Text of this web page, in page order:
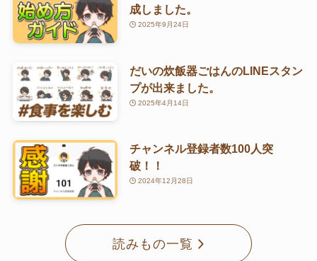
成しました。
2025年9月24日
だいの炊飯器ごはんのLINEスタン
プが出来ました。
2025年4月14日
チャンネル登録者数100人突
破！！
2024年12月28日
読みもの一覧